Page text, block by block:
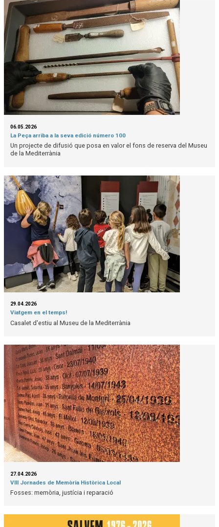
06.05.2026
La Peça arriba a la seva edició número 100
Un projecte de difusió que posa en valor el fons de reserva del Museu
de la Mediterrània
29.04.2026
Viatgem en el temps!
Casalet d'estiu al Museu de la Mediterrània
27.04.2026
VIII Jornades de Memòria Històrica Local
Fosses: memòria, justícia i reparació